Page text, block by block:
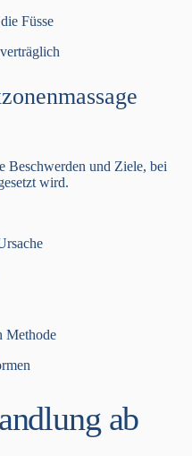
Füsse
Beschwerden und Ziele, bei
wird.
Methode
ab